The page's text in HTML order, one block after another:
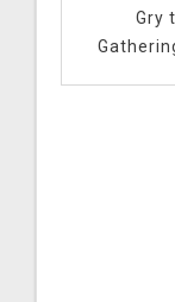
Gry